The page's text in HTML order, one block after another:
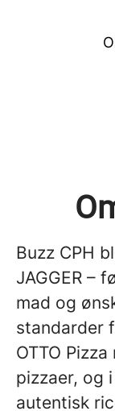
Buzz CPH
JAGGER –
mad og
standarder
OTTO
pizzaer, og
autentisk